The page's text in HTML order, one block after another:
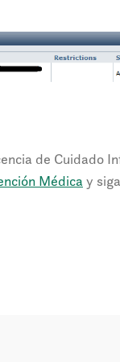
de Cuidado
Médica y